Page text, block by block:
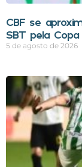
CBF se
SBT pela Copa
5 de agosto de 2026